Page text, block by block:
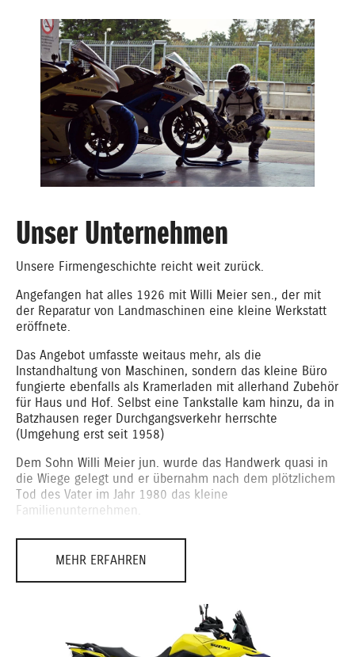
Unser Unternehmen
Unsere Firmengeschichte reicht weit zurück.
Angefangen hat alles 1926 mit Willi Meier sen., der mit
der Reparatur von Landmaschinen eine kleine Werkstatt
eröffnete.
Das Angebot umfasste weitaus mehr, als die
Instandhaltung von Maschinen, sondern das kleine Büro
fungierte ebenfalls als Kramerladen mit allerhand Zubehör
für Haus und Hof. Selbst eine Tankstalle kam hinzu, da in
Batzhausen reger Durchgangsverkehr herrschte
(Umgehung erst seit 1958)
Dem Sohn Willi Meier jun. wurde das Handwerk quasi in
die Wiege gelegt und er übernahm nach dem plötzlichem
Tod des Vater im Jahr 1980 das kleine
Familienunternehmen.
Das Angebot und die Produktpalette wuchsen ständig und
wurden den Kundenbedürfnissen angepaßt.
Opel, Zündapp, Fahrräder - das alles wurde vertrieben
1980 – eine neue Ära beginnt.
MEHR ERFAHREN